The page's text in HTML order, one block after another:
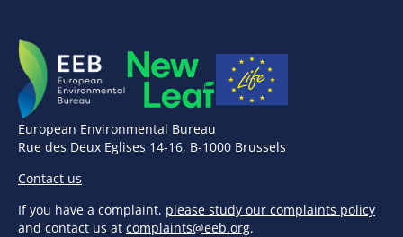
European Environmental Bureau
Rue des Deux Eglises 14-16, B-1000 Brussels
Contact us
If you have a complaint, please study our complaints policy
and contact us at complaints@eeb.org.